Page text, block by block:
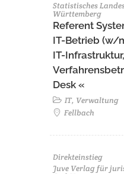
Statistisches
Württemberg
Referent
IT-Betrieb (w/
IT-Infrastruktur,
Desk «
IT, Verwaltung
Fellbach
Direkteinstieg
Juve Verlag für